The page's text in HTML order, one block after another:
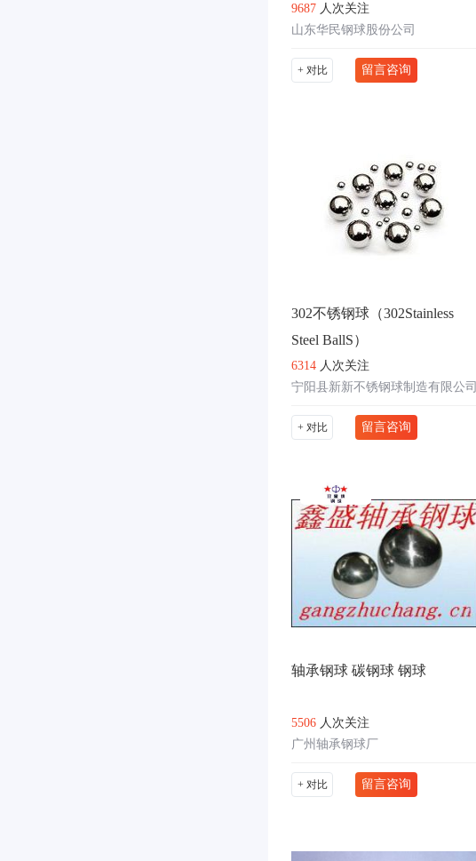
9687 人次关注
山东华民钢球股份公司
+ 对比 留言咨询
302不锈钢球（302Stainless
Steel BallS）
6314 人次关注
宁阳县新新不锈钢球制造有限公司
+ 对比 留言咨询
轴承钢球 碳钢球 钢球
5506 人次关注
广州轴承钢球厂
+ 对比 留言咨询